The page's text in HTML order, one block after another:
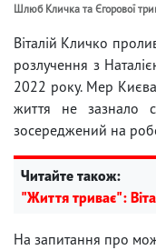
Шлюб Кличка та Єгорової
Віталій Кличко
розлучення з
2022 року. Мер
життя не зазнало
зосереджений на
Читайте також:
"Життя триває":
На запитання про